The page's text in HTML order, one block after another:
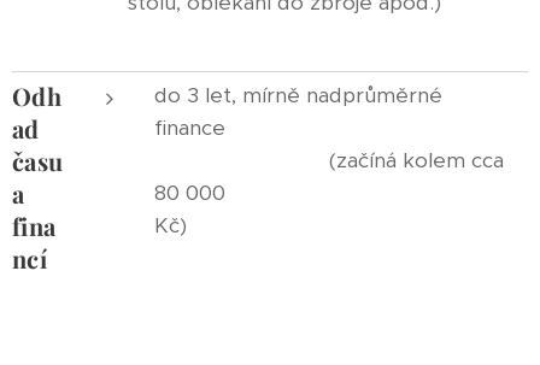
Odh
ad
času
a
fina
ncí
do 3 let, mírně nadprůměrné
finance
(začíná kolem cca
80 000
Kč)